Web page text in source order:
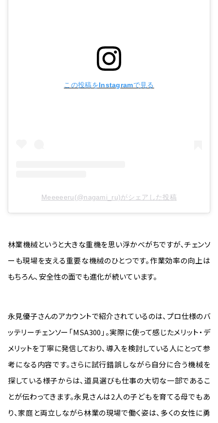
この投稿をInstagramで見る
Meeeeeru(@nagami_ru)がシェアした投稿
林業機械というと大きな重機を思い浮かべがちですが、チェンソ
ーも現場を支える重要な機械のひとつです。作業効率の向上は
もちろん、安全性の面でも進化が続いています。
永見優子さんのアカウントで紹介されているのは、プロ仕様のバ
ッテリーチェンソー「MSA300」。実際に使って感じたメリット・デ
メリットを丁寧に発信しており、導入を検討している人にとって参
考になる内容です。さらに試行錯誤しながら自分に合う機械を
探している様子からは、道具選びも仕事の大切な一部であるこ
とが伝わってきます。永見さんは2人の子どもを育てる母でもあ
り、家庭と両立しながら林業の現場で働く姿は、多くの女性に勇